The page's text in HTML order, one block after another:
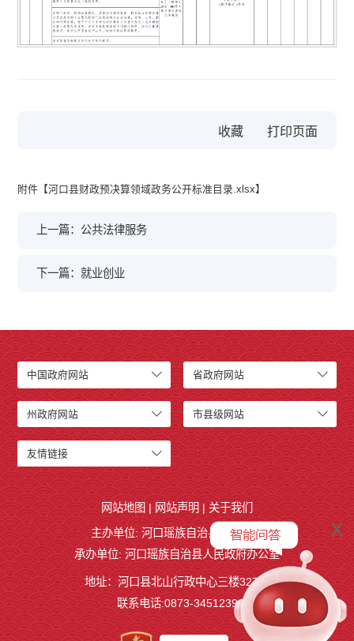
收藏
附件【河口县财政预决算领域政务公开标准目录.xlsx】
上一篇：公共法律服务
下一篇：就业创业
中国政府网站 省政府网站
州政府网站 市县级网站
友情链接
网站地图 | 网站声明 | 关于我们
主办单位: 河口瑶族自治县人民政府
承办单位: 河口瑶族自治县人民政府办公室
地址：河口县北山行政中心三楼327室
联系电话:0873-3451239
x